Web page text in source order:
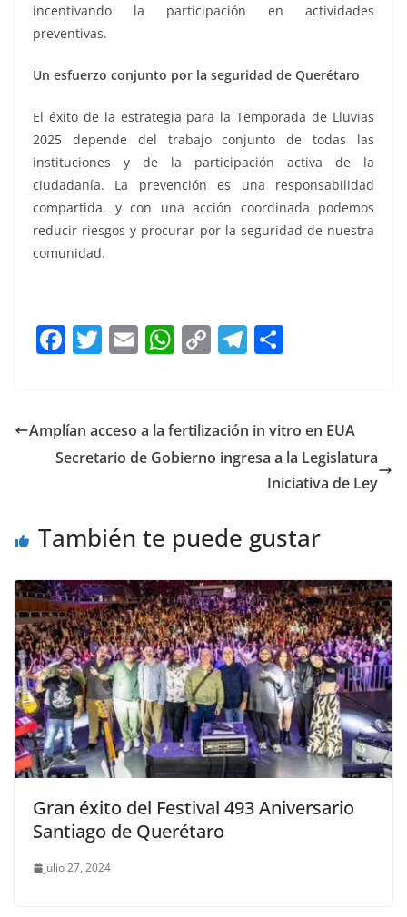
incentivando la participación en actividades
preventivas.
Un esfuerzo conjunto por la seguridad de Querétaro
El éxito de la estrategia para la Temporada de Lluvias
2025 depende del trabajo conjunto de todas las
instituciones y de la participación activa de la
ciudadanía. La prevención es una responsabilidad
compartida, y con una acción coordinada podemos
reducir riesgos y procurar por la seguridad de nuestra
comunidad.
F
e
b
k
T
er
E
l
W
s
A
C
y
Li
T
gr
a
m
e
Amplían acceso a la fertilización in vitro en EUA
Secretario de Gobierno ingresa a la Legislatura
Iniciativa de Ley
También te puede gustar
Gran éxito del Festival 493 Aniversario
Santiago de Querétaro
julio 27, 2024